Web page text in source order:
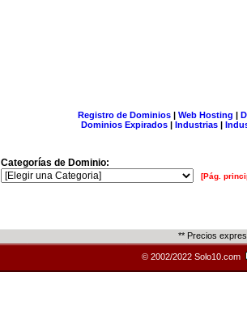
Registro de Dominios| Web Hosting |
Dominios Expirados | Industrias |
Categorías de Dominio:
[Pág.
** Precios
© 2002/2022 Solo10.com